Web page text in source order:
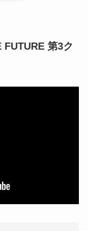
FUTURE 第3ク